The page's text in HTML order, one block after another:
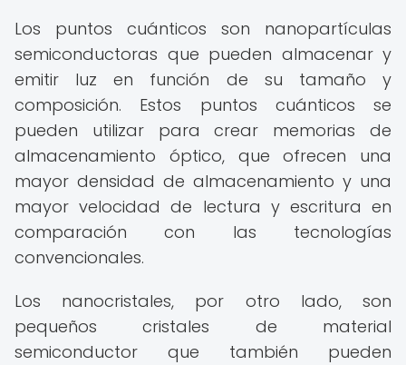
Los puntos cuánticos son nanopartículas
semiconductoras que pueden almacenar y
emitir luz en función de su tamaño y
composición. Estos puntos cuánticos se
pueden utilizar para crear memorias de
almacenamiento óptico, que ofrecen una
mayor densidad de almacenamiento y una
mayor velocidad de lectura y escritura en
comparación con las tecnologías
convencionales.
Los nanocristales, por otro lado, son
pequeños cristales de material
semiconductor que también pueden